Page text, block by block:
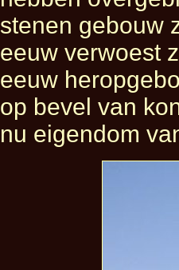
stenen gebouw
eeuw verwoest
eeuw
op bevel van
nu eigendom